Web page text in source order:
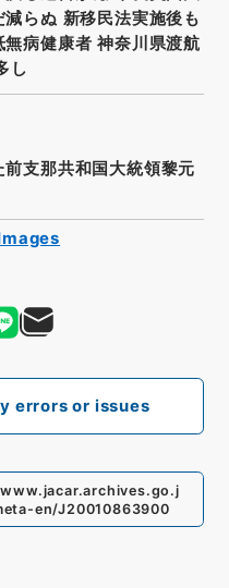
errors or issues
らぬ 新移民法実施後も
病健康者 神奈川県渡航
し
支那共和国大統領黎元
en/J20010863900